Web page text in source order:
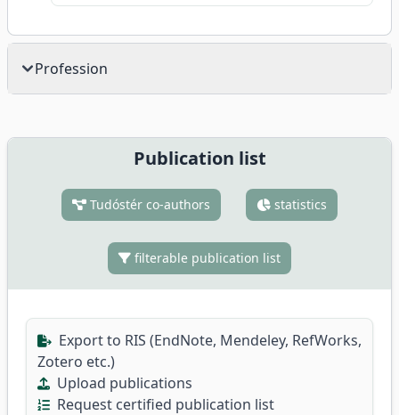
Profession
Publication list
Tudóstér co-authors statistics
filterable publication list
Export to RIS (EndNote, Mendeley, RefWorks,
Zotero etc.)
Upload publications
Request certified publication list